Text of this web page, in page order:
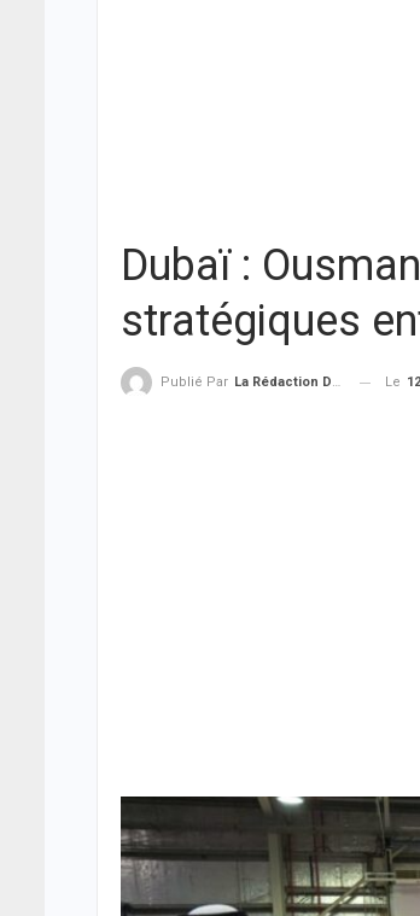
Dubaï :
stratégiques
Publié Par La Rédaction De THIEYSENEGAL.com Le